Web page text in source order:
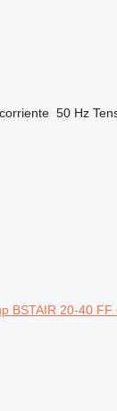
50 Hz
BSTAIR 20-40